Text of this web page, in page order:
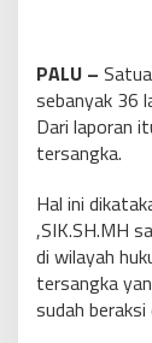
PALU –
sebanyak 36
Dari laporan
tersangka.
Hal ini
,SIK.SH.MH
di wilayah
tersangka
sudah